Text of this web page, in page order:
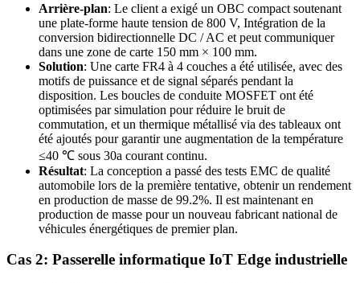
Arrière-plan: Le client a exigé un OBC compact soutenant
une plate-forme haute tension de 800 V, Intégration de la
conversion bidirectionnelle DC / AC et peut communiquer
dans une zone de carte 150 mm × 100 mm.
Solution: Une carte FR4 à 4 couches a été utilisée, avec des
motifs de puissance et de signal séparés pendant la
disposition. Les boucles de conduite MOSFET ont été
optimisées par simulation pour réduire le bruit de
commutation, et un thermique métallisé via des tableaux ont
été ajoutés pour garantir une augmentation de la température
≤40 ℃ sous 30a courant continu.
Résultat: La conception a passé des tests EMC de qualité
automobile lors de la première tentative, obtenir un rendement
en production de masse de 99.2%. Il est maintenant en
production de masse pour un nouveau fabricant national de
véhicules énergétiques de premier plan.
Cas 2: Passerelle informatique IoT Edge industrielle